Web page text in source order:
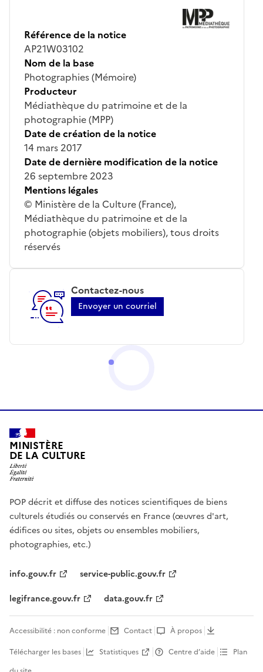
Référence de la notice
AP21W03102
Nom de la base
Photographies (Mémoire)
Producteur
Médiathèque du patrimoine et de la
photographie (MPP)
Date de création de la notice
14 mars 2017
Date de dernière modification de la notice
26 septembre 2023
Mentions légales
© Ministère de la Culture (France),
Médiathèque du patrimoine et de la
photographie (objets mobiliers), tous droits
réservés
Contactez-nous
Envoyer un courriel
MINISTÈRE
DE LA CULTURE
POP décrit et diffuse des notices scientifiques de biens
culturels étudiés ou conservés en France (œuvres d'art,
édifices ou sites, objets ou ensembles mobiliers,
photographies, etc.)
info.gouv.fr
service-public.gouv.fr
legifrance.gouv.fr
data.gouv.fr
Accessibilité : non conforme Contact
À propos
Télécharger les bases
Statistiques Centre d’aide
Plan